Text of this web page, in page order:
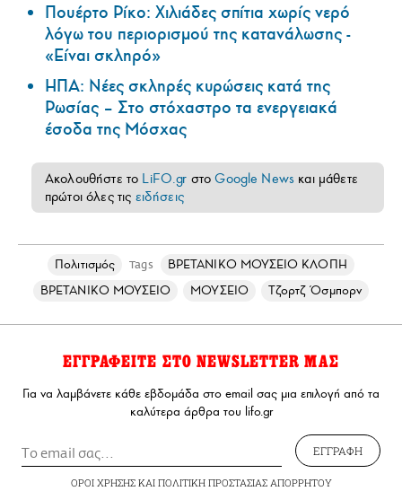
Πουέρτο Ρίκο: Χιλιάδες σπίτια χωρίς νερό
λόγω του περιορισμού της κατανάλωσης -
«Είναι σκληρό»
ΗΠΑ: Nέες σκληρές κυρώσεις κατά της
Ρωσίας – Στο στόχαστρο τα ενεργειακά
έσοδα της Μόσχας
Ακολουθήστε το LiFO.gr στοGoogle News και μάθετε
πρώτοι όλες τις ειδήσεις
Πολιτισμός Tags
ΒΡΕΤΑΝΙΚΟ ΜΟΥΣΕΙΟ ΚΛΟΠΗ
ΒΡΕΤΑΝΙΚΟ ΜΟΥΣΕΙΟ
ΜΟΥΣΕΙΟ Τζορτζ Όσμπορν
ΕΓΓΡΑΦΕΙΤΕ ΣΤΟ NEWSLETTER ΜΑΣ
Για να λαμβάνετε κάθε εβδομάδα στο email σας μια επιλογή από τα
καλύτερα άρθρα του lifo.gr
ΕΓΓΡΑΦΗ
ΟΡΟΙ ΧΡΗΣΗΣΚΑΙ ΠΟΛΙΤΙΚΗ ΠΡΟΣΤΑΣΙΑΣ ΑΠΟΡΡΗΤΟΥ